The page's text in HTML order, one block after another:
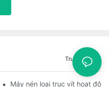
Trường Hợp
thế nào
Máy nén loại trục vít hoạt